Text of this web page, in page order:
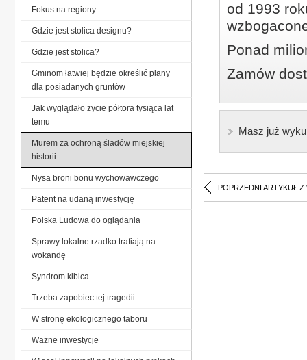
od 1993
Ponad
Zamów
Masz już
POPRZEDNI ARTYKUŁ Z
Fokus na regiony
Gdzie jest stolica designu?
Gdzie jest stolica?
Gminom łatwiej będzie określić plany
dla posiadanych gruntów
Jak wyglądało życie półtora tysiąca lat
temu
Murem za ochroną śladów miejskiej
historii
Nysa broni bonu wychowawczego
Patent na udaną inwestycję
Polska Ludowa do oglądania
Sprawy lokalne rzadko trafiają na
wokandę
Syndrom kibica
Trzeba zapobiec tej tragedii
W stronę ekologicznego taboru
Ważne inwestycje